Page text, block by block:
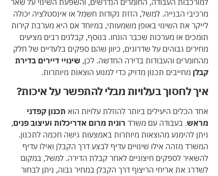
מרכיבי הבנייה. למשל, הזזת נקודות חשמל או אינסטלציה יכולה
לייקר את השינוי באופן משמעותי, במיוחד אם היא מערבת קירות
תומכים או מערכות שכבר הונחו. בנוסף, קבלנים רבים מציעים
מחירים גבוהים על שדרוגים, כיוון שהם ספקים בלעדיים של חלק
מהחומרים והעבודות בדירה החדשה. לכן, שינויי דיירים בדירת
קבלן מחייבים תכנון מדויק כדי למנוע הוצאות מיותרות.
איך לחסוך בעלויות מבלי להתפשר על איכות?
אחד הכלים היעילים ביותר להוזלת עלויות הוא תכנון קפדני
מראש. בעבודה עם משרד רונית מרום אדריכלות ועיצוב פנים,
ניתן להימנע מהוצאות מיותרות באמצעות גישה חכמה לתכנון.
המשרד מזהה אילו שינויים עדיף לבצע דרך הקבלן ואילו עדיף
להשאיר לספקים חיצוניים לאחר קבלת הדירה. למשל, במקום
לשדרג את אריחי הריצוף דרך הקבלן במחיר גבוה, ניתן לבחור